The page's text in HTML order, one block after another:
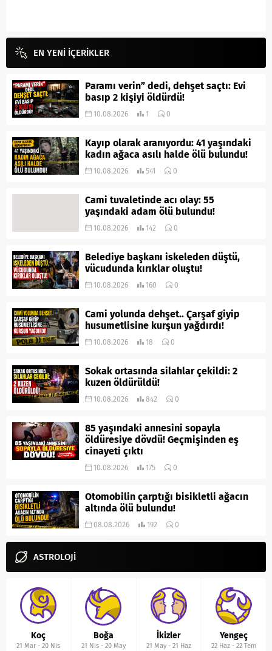
EN YENİ İÇERİKLER
Paramı verin” dedi, dehşet saçtı: Evi
basıp 2 kişiyi öldürdü!
10.08.2026 1 0
Kayıp olarak aranıyordu: 41 yaşındaki
kadın ağaca asılı halde ölü bulundu!
10.08.2026 541 0
Cami tuvaletinde acı olay: 55
yaşındaki adam ölü bulundu!
10.08.2026 142 0
Belediye başkanı iskeleden düştü,
vücudunda kırıklar oluştu!
10.08.2026 160 0
Cami yolunda dehşet.. Çarşaf giyip
husumetlisine kurşun yağdırdı!
10.08.2026 18 0
Sokak ortasında silahlar çekildi: 2
kuzen öldürüldü!
10.08.2026 842 0
85 yaşındaki annesini sopayla
öldüresiye dövdü! Geçmişinden eş
cinayeti çıktı
10.08.2026 175 0
Otomobilin çarptığı bisikletli ağacın
altında ölü bulundu!
08.08.2026 192 0
ASTROLOJİ
Koç
21 Mar -20 Nis
Boğa
21 Nis- 20 May
İkizler
21 May- 21 Haz
Yengeç
22 Haz- 22 Tem